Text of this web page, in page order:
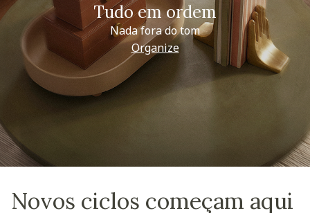
Tudo em ordem
Nada fora do tom
Organize
Novos ciclos começam aqui